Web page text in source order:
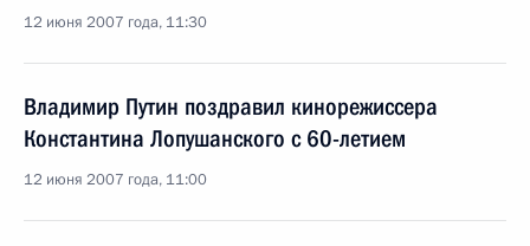
12 июня 2007 года, 11:30
Владимир Путин поздравил кинорежиссера
Константина Лопушанского с 60-летием
12 июня 2007 года, 11:00